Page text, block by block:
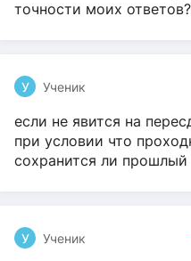
точности моих ответов?
У Ученик
если не явится на
при условии что
сохранится ли прошлый
У Ученик